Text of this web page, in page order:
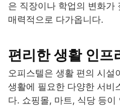
은 직장이나 학업의 변화가
매력적으로 다가옵니다.
편리한 생활 인프
오피스텔은 생활 편의 시설
생활에 필요한 다양한 서비
다. 쇼핑몰, 마트, 식당 등이